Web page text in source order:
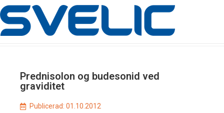
Prednisolon og budesonid ved
graviditet
Publicerad: 01.10.2012